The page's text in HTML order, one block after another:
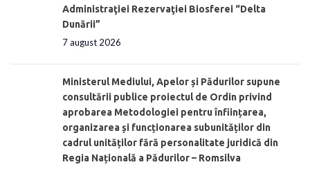
Administraţiei Rezervaţiei Biosferei “Delta
Dunării”
7 august 2026
Ministerul Mediului, Apelor și Pădurilor supune
consultării publice proiectul de Ordin privind
aprobarea Metodologiei pentru înființarea,
organizarea și funcționarea subunităților din
cadrul unităților fără personalitate juridică din
Regia Națională a Pădurilor – Romsilva